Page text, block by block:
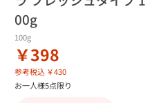
00g
100g
￥398
参考税込 ￥430
お一人様5点限り